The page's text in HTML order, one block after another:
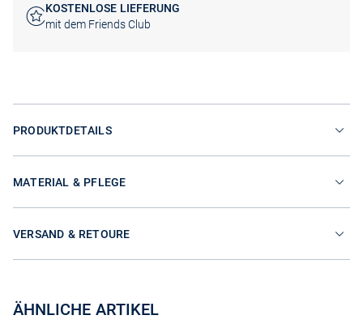
KOSTENLOSE LIEFERUNG
mit dem Friends Club
PRODUKTDETAILS
MATERIAL & PFLEGE
VERSAND & RETOURE
ÄHNLICHE ARTIKEL